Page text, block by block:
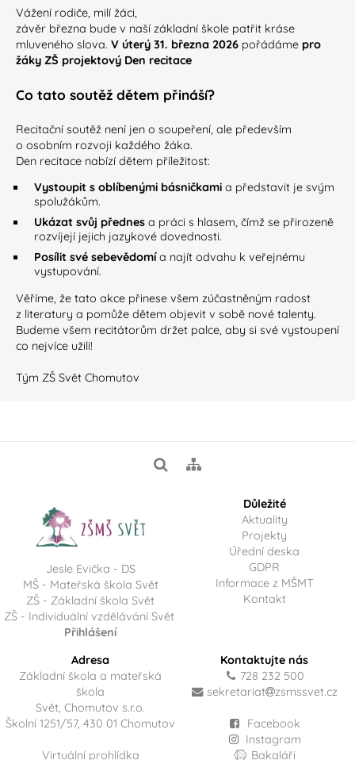
Vážení rodiče, milí žáci,
závěr března bude v naší základní škole patřit kráse
mluveného slova. V úterý 31. března 2026 pořádáme pro
žáky ZŠ projektový Den recitace
Co tato soutěž dětem přináší?
Recitační soutěž není jen o soupeření, ale především
o osobním rozvoji každého žáka.
Den recitace nabízí dětem příležitost:
Vystoupit s oblíbenými básničkami a představit je svým
spolužákům.
Ukázat svůj přednes a práci s hlasem, čímž se přirozeně
rozvíjejí jejich jazykové dovednosti.
Posílit své sebevědomía najít odvahu k veřejnému
vystupování.
Věříme, že tato akce přinese všem zúčastněným radost
z literatury a pomůže dětem objevit v sobě nové talenty.
Budeme všem recitátorům držet palce, aby si své vystoupení
co nejvíce užili!
Tým ZŠ Svět Chomutov
Jesle Evička - DS
MŠ - Mateřská škola Svět
ZŠ - Základní škola Svět
ZŠ - Individuální vzdělávání Svět
Přihlášení
Důležité
Aktuality
Projekty
Úřední deska
GDPR
Informace z MŠMT
Kontakt
Adresa
Základní škola a mateřská
škola
Svět, Chomutov s.r.o.
Školní 1251/57, 430 01 Chomutov
Virtuální prohlídka
Kontaktujte nás
728 232 500
sekretariat
zsmssvet.cz
Facebook
Instagram
Bakaláři